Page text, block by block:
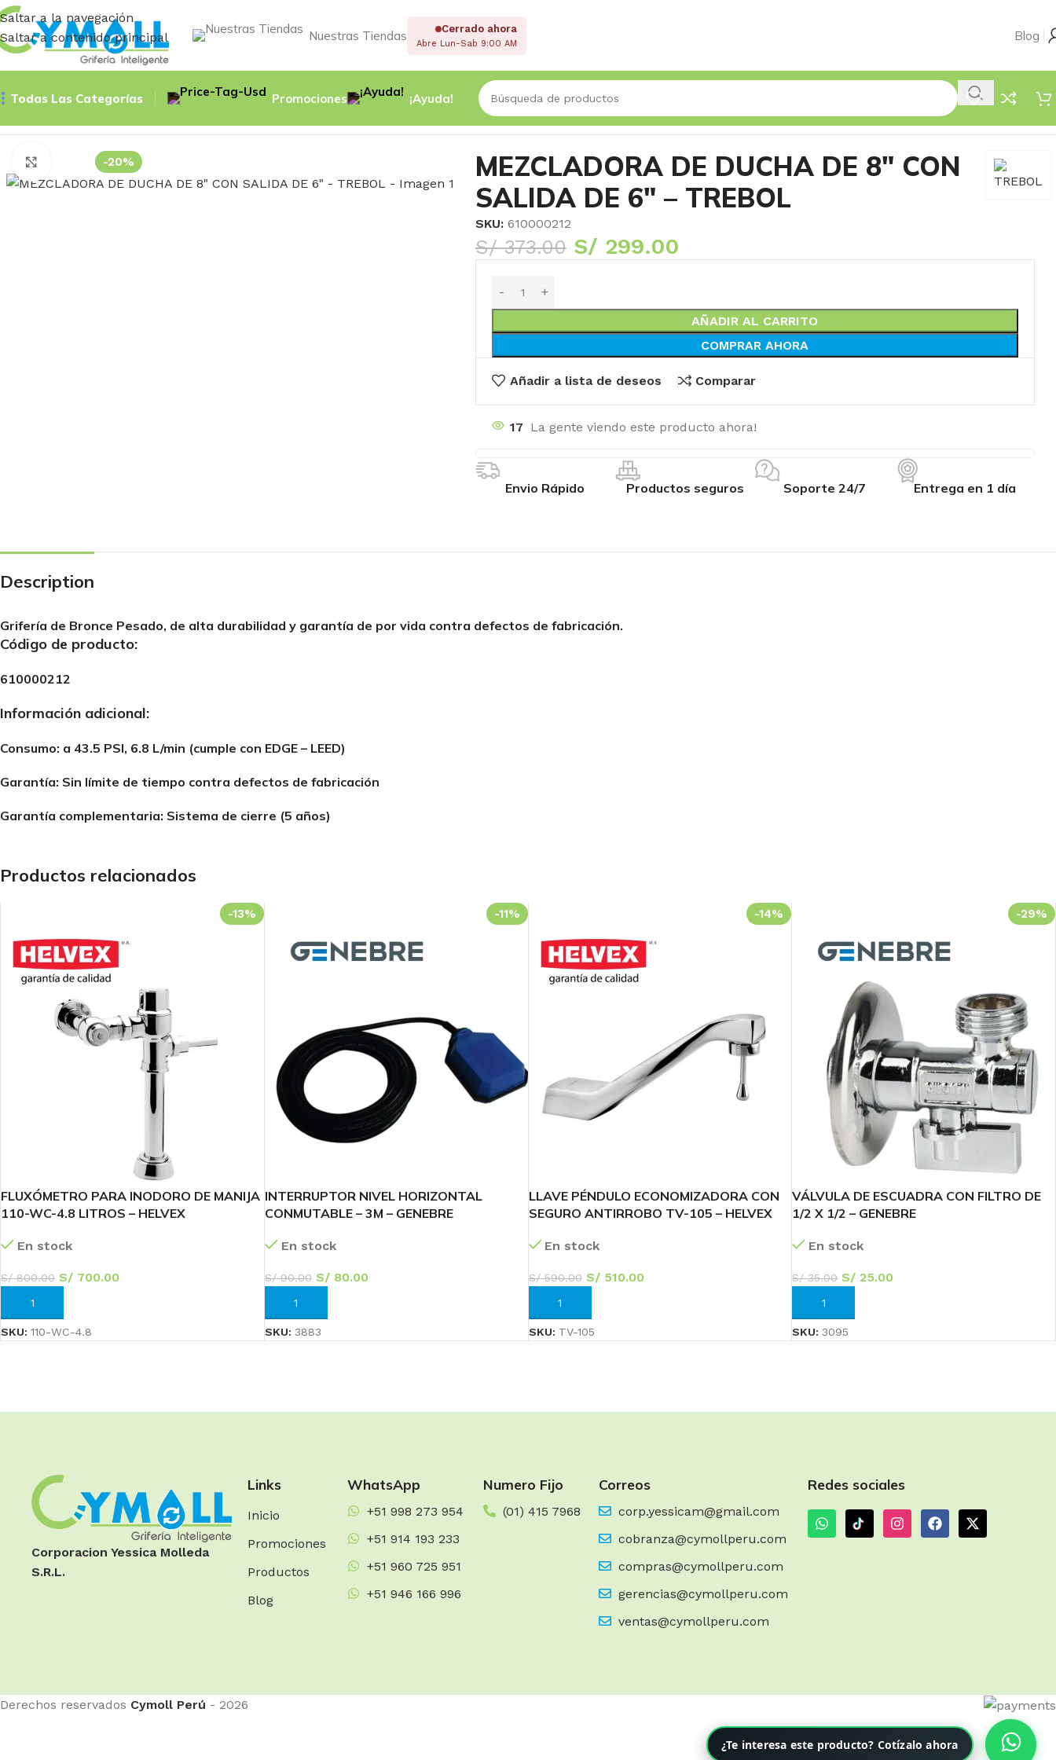
¿Te interesa este producto? Cotízalo ahora
Saltar a la navegación
Saltar a contenido principal
Nuestras Tiendas Cerrado ahora
Abre Lun-Sab 9:00 AM
Blog
Todas Las Categorías
BAÑO
Monocomandos
Duchas
Duchas
Monocomandos
Sensores
Llaves Urinario
Monocomandos
Lavaderos
Baño
¡Ofertas Exclusivas!
60
Días
Promociones
¡Ayuda!
MEZCLADORA DE DUCHA DE 8″ CON SALIDA DE 6″ – TREBOL
-20%
Haga Click para agrandar
MEZCLADORA DE DUCHA DE 8″ CON
SALIDA DE 6″ – TREBOL
SKU: 610000212
S/373.00 S/ 299.00
AÑADIR AL CARRITO
COMPRAR AHORA
Añadir a lista de deseos Comparar
17 La gente viendo este producto ahora!
Envio Rápido Productos seguros Soporte 24/7 Entrega en 1 día
Description
Grifería de Bronce Pesado, de alta durabilidad y garantía de por vida contra defectos de fabricación.
Código de producto:
610000212
Información adicional:
Consumo: a 43.5 PSI, 6.8 L/min (cumple con EDGE – LEED)
Garantía: Sin límite de tiempo contra defectos de fabricación
Garantía complementaria: Sistema de cierre (5 años)
Productos relacionados
-13%
FLUXÓMETRO PARA INODORO DE MANIJA
110-WC-4.8 LITROS – HELVEX
En stock
S/800.00 S/ 700.00
AÑADIR AL CARRITO
SKU: 110-WC-4.8
-11%
INTERRUPTOR NIVEL HORIZONTAL
CONMUTABLE – 3M – GENEBRE
En stock
S/90.00 S/80.00
AÑADIR AL CARRITO
SKU: 3883
-14%
LLAVE PÉNDULO ECONOMIZADORA CON
SEGURO ANTIRROBO TV-105 – HELVEX
En stock
S/590.00 S/510.00
AÑADIR AL CARRITO
SKU: TV-105
-29%
VÁLVULA DE ESCUADRA CON FILTRO DE
1/2 X 1/2 – GENEBRE
En stock
S/35.00 S/ 25.00
AÑADIR AL CARRITO
SKU:3095
Corporacion Yessica Molleda
S.R.L.
Links
Inicio
Promociones
Productos
Blog
WhatsApp
+51 998 273 954
+51 914 193 233
+51 960 725 951
+51 946 166 996
Numero Fijo
(01) 415 7968
Correos
corp.yessicam@gmail.com
cobranza@cymollperu.com
compras@cymollperu.com
gerencias@cymollperu.com
ventas@cymollperu.com
Redes sociales
Derechos reservados Cymoll Perú - 2026